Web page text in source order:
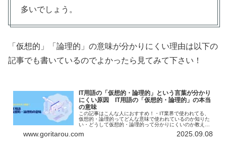
多いでしょう。
「仮想的」「論理的」の意味が分かりにくい理由は以下の
記事でも書いているのでよかったら見てみて下さい！
IT用語の「仮想的・論理的」という言葉が分かり
にくい原因 IT用語の「仮想的・論理的」の本当
の意味
この記事はこんな人におすすめ！・IT業界で使われてる、
仮想的・論理的ってどんな意味で使われているのか知りた
い・どうして仮想的・論理的って分かりにくいのか教えて
したい記事の概要IT業界でよく...
www.goritarou.com 2025.09.08